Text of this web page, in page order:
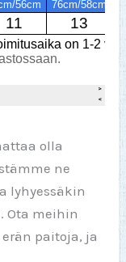
olla
ne
lyhyessäkin
Ota meihin
paitoja, ja